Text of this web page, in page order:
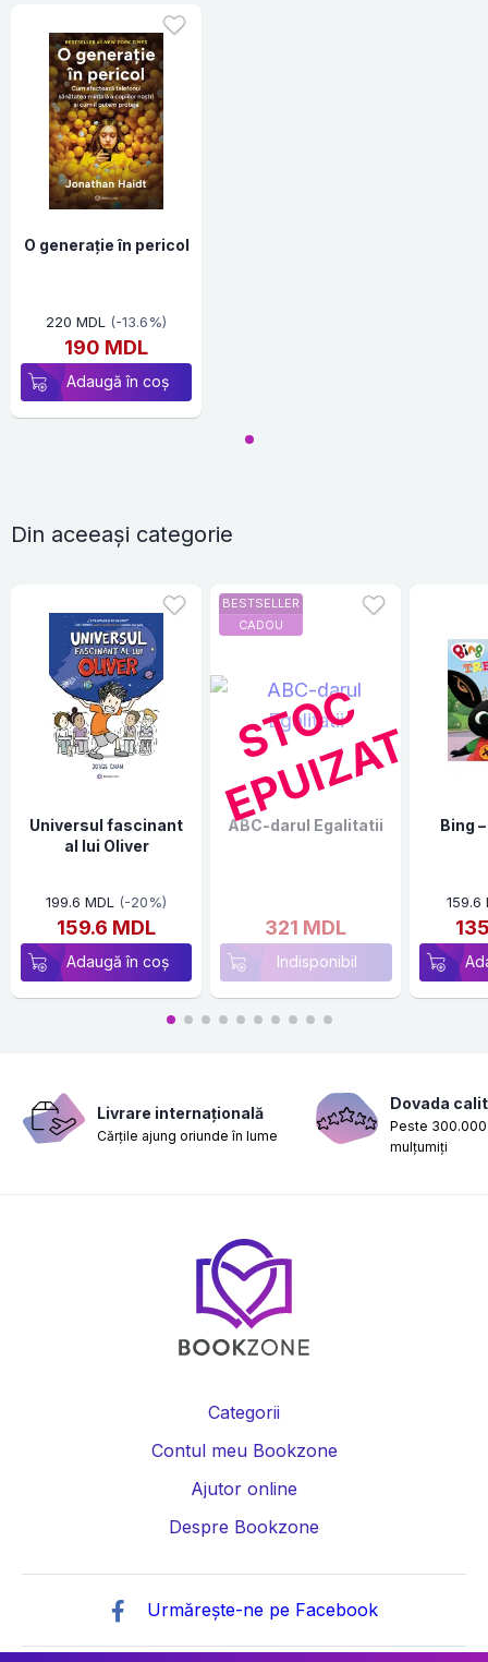
O generație în pericol
220 MDL (-13.6%)
190 MDL
Adaugă în coș
Din aceeași categorie
Universul fascinant
al lui Oliver
199.6 MDL (-20%)
159.6 MDL
Adaugă în coș
BESTSELLER
CADOU
S
T
O
C
E
P
U
I
Z
A
T
ABC-darul Egalitatii
321 MDL
Indisponibil
Bing
159.6
Livrare internațională
Cărțile ajung oriunde în lume
Dovada
Peste
mulțumiți
Categorii
Contul meu Bookzone
Ajutor online
Despre Bookzone
Urmărește-ne pe Facebook